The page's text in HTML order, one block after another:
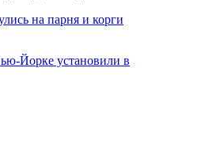
на парня и корги
Йорке установили в